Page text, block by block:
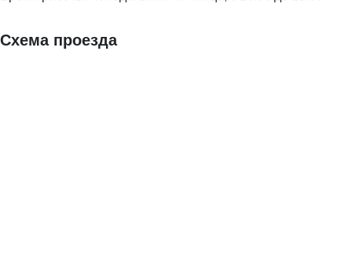
Схема проезда